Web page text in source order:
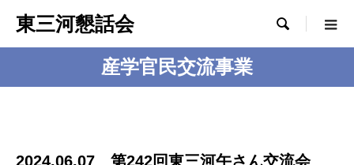
東三河懇話会 
産学官民交流事業
2024.06.07 第242回東三河午さん交流会